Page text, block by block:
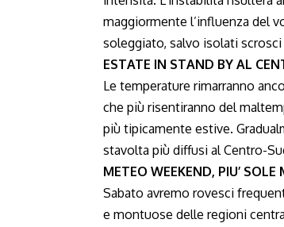
maggiormente l’influenza del
soleggiato, salvo isolati
ESTATE IN STAND BY AL
Le temperature rimarranno
che più risentiranno del
più tipicamente estive.
stavolta più diffusi al Centro-
METEO WEEKEND, PIU’
Sabato avremo rovesci
e montuose delle regioni